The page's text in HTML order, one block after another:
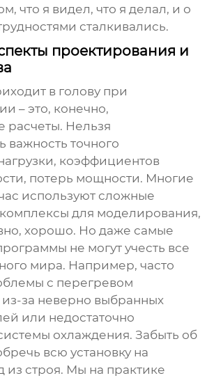
что я видел, что я делал, и о
сталкивались.
проектирования и
в голову при
– это, конечно,
расчеты. Нельзя
важность точного
коэффициентов
потерь мощности. Многие
используют сложные
для моделирования,
хорошо. Но даже самые
не могут учесть все
мира. Например, часто
с перегревом
за неверно выбранных
или недостаточно
охлаждения. Забыть об
всю установку на
из строя. Мы на практике